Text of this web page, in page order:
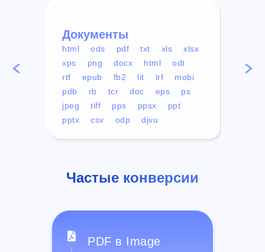
Документы
html ods pdf txt xls
xlsx
xps
png docx html
odt
rtf
epub fb2 lit lrf
mobi
pdb
rb tcr doc eps
ps
jpeg
tiff pps ppsx
ppt
pptx
csv odp djvu
mp4
Частые конверсии
PDF в Image